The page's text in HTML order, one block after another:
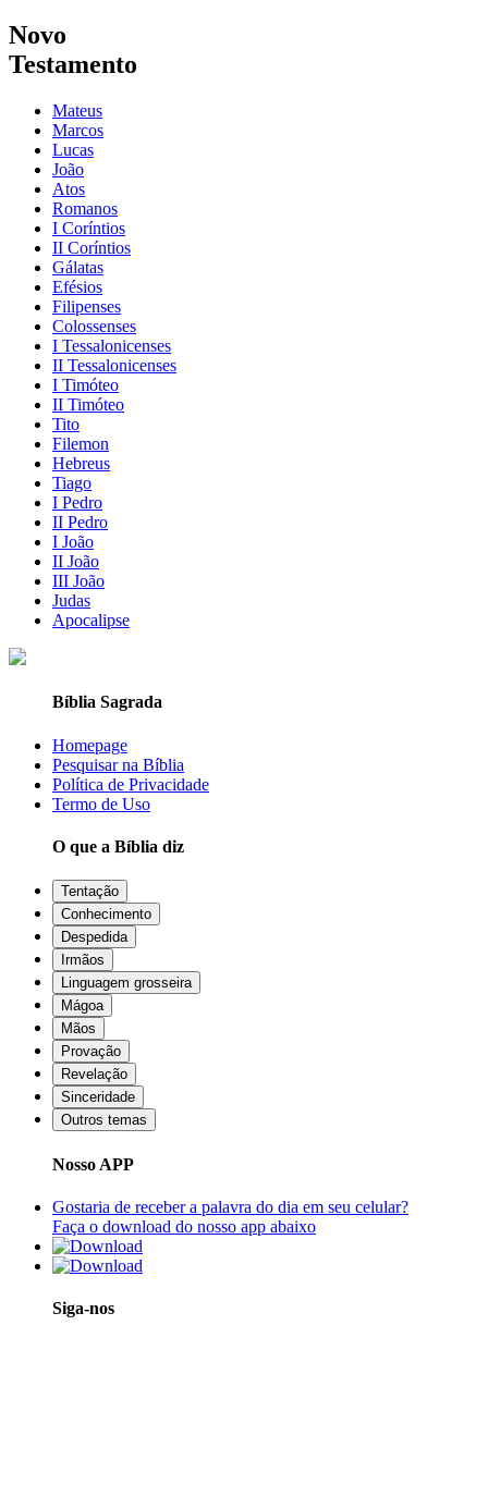
Novo
Testamento
Mateus
Marcos
Lucas
João
Atos
Romanos
I Coríntios
II Coríntios
Gálatas
Efésios
Filipenses
Colossenses
I Tessalonicenses
II Tessalonicenses
I Timóteo
II Timóteo
Tito
Filemon
Hebreus
Tiago
I Pedro
II Pedro
I João
II João
III João
Judas
Apocalipse
Bíblia Sagrada
Homepage
Pesquisar na Bíblia
Política de Privacidade
Termo de Uso
O que a Bíblia diz
Tentação
Conhecimento
Despedida
Irmãos
Linguagem grosseira
Mágoa
Mãos
Provação
Revelação
Sinceridade
Outros temas
Nosso APP
Gostaria de receber a palavra do dia em seu celular?
Faça o download do nosso app abaixo
Siga-nos